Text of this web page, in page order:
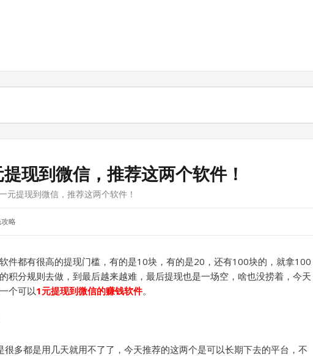
现到微信，推荐这两个软件！
元提现到微信，推荐这两个软件！
略
件都有很高的提现门槛，有的是10块，有的是20，还有100块的，就拿100
积分规则去做，到最后越来越难，最后提现也是一场空，啥也没捞着，今天
个可以1元提现到微信的赚钱软件。
多都是用几天就用不了了，今天推荐的这两个是可以长期下去的平台，不